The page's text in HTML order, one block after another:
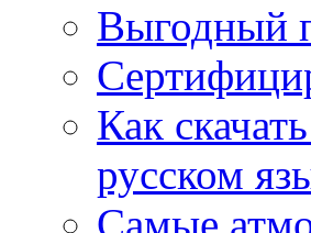
Выгодный
Как
русском
Самые